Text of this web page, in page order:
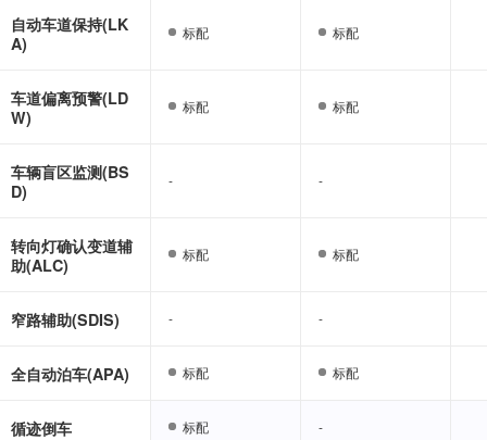
自动车道保持(LK
A)
标配 标配
车道偏离预警(LD
W)
标配 标配
车辆盲区监测(BS
D)
- -
转向灯确认变道辅
助(ALC)
标配 标配
窄路辅助(SDIS) - -
全自动泊车(APA) 标配 标配
循迹倒车 标配 -
标配 标配
标配 标配
- -
标配 标配
- -
标配 标配
标配 -